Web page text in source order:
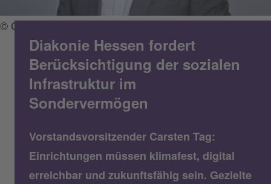
© Gaby Gerster / Diakonie Hessen
Diakonie Hessen fordert
Berücksichtigung der sozialen
Infrastruktur im
Sondervermögen
Vorstandsvorsitzender Carsten Tag:
Einrichtungen müssen klimafest, digital
erreichbar und zukunftsfähig sein. Gezielte